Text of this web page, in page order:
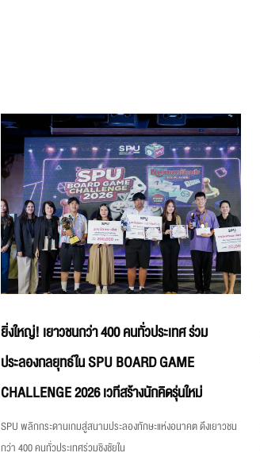
ยิ่งใหญ่! เยาวชนกว่า 400 คนทั่วประเทศ ร่วม
ประลองกลยุทธ์ใน SPU BOARD GAME
CHALLENGE 2026 เวทีสร้างนักคิดรุ่นใหม่
SPU พลิกกระดานเกมสู่สนามประลองทักษะแห่งอนาคต ดึงเยาวชน
กว่า 400 คนทั่วประเทศร่วมชิงชัยใน